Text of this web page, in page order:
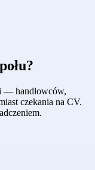
— handlowców,
czekania na CV.